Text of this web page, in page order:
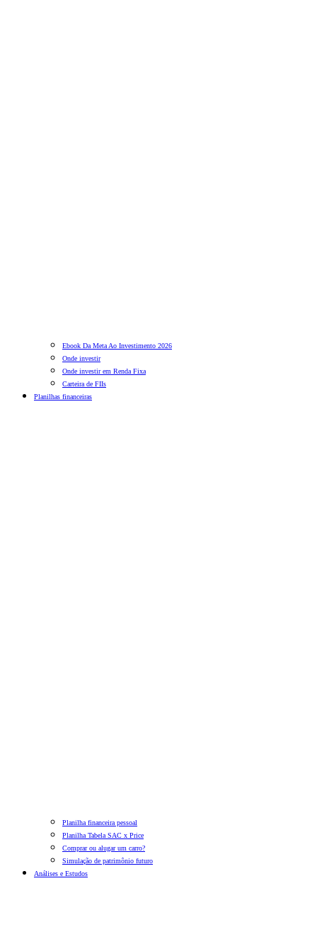
Ebook Da Meta Ao Investimento 2026
Onde investir
Onde investir em Renda Fixa
Carteira de FIIs
Planilhas financeiras
Planilha financeira pessoal
Planilha Tabela SAC x Price
Comprar ou alugar um carro?
Simulação de patrimônio futuro
Análises e Estudos